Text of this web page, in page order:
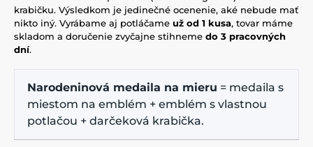
krabičku. Výsledkom je jedinečné ocenenie, aké nebude mať
nikto iný. Vyrábame aj potláčame už od 1 kusa, tovar máme
skladom a doručenie zvyčajne stihneme do 3 pracovných
dní.
Narodeninová medaila na mieru = medaila s
miestom na emblém + emblém s vlastnou
potlačou + darčeková krabička.